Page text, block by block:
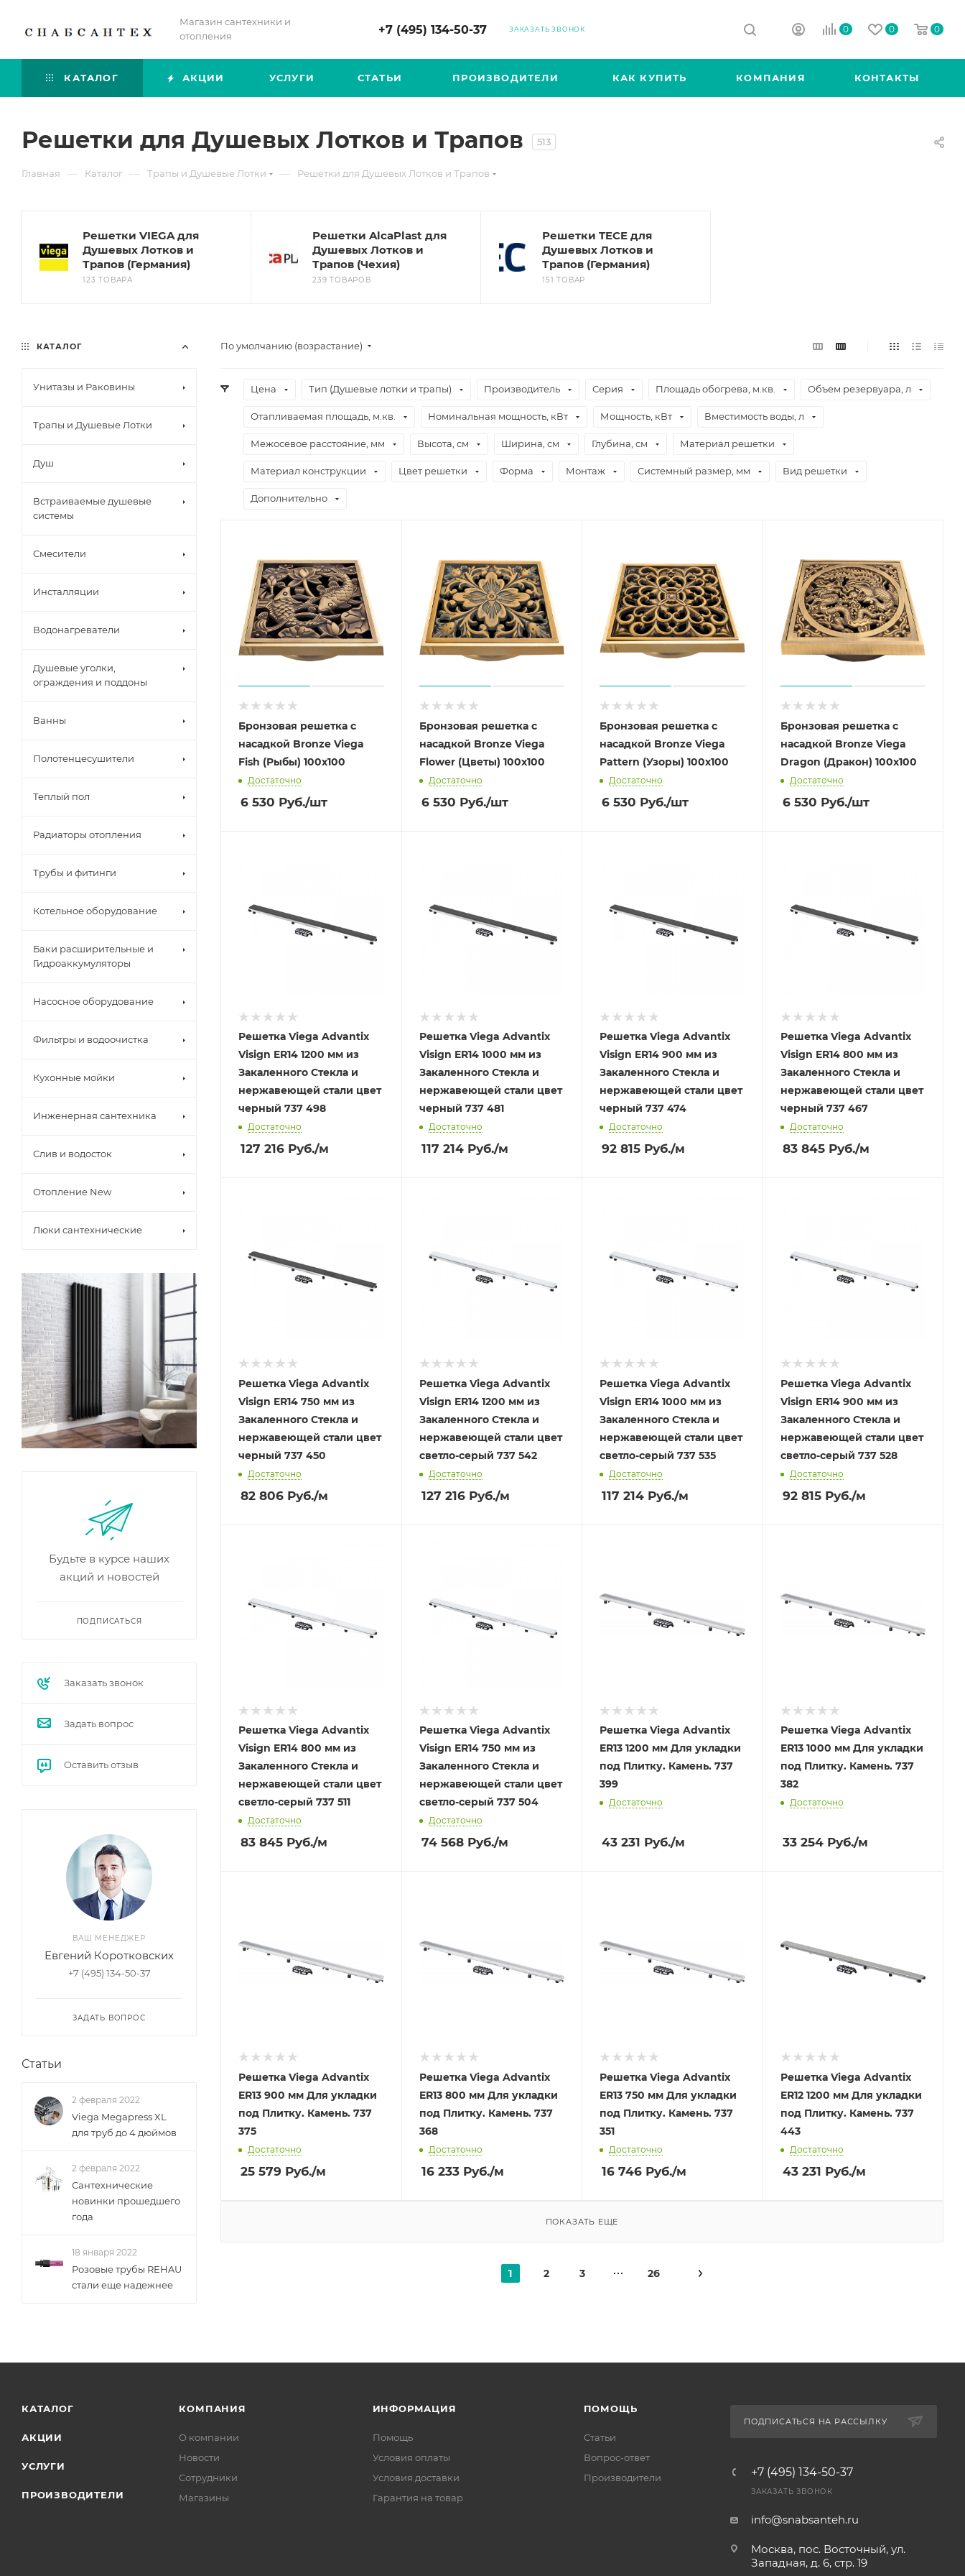
Магазин сантехники и
отопления
+7 (495) 134-50-37 ЗАКАЗАТЬ ЗВОНОК 0 0 0
КАТАЛОГ АКЦИИ УСЛУГИ СТАТЬИ ПРОИЗВОДИТЕЛИ КАК КУПИТЬ КОМПАНИЯ КОНТАКТЫ
Решетки для Душевых Лотков и Трапов 513
Главная — Каталог — Трапы и Душевые Лотки — Решетки для Душевых Лотков и Трапов
Решетки VIEGA для
Душевых Лотков и
Трапов (Германия)
123 ТОВАРА
Решетки AlcaPlast для
Душевых Лотков и
Трапов (Чехия)
239 ТОВАРОВ
Решетки TECE для
Душевых Лотков и
Трапов (Германия)
151 ТОВАР
По умолчанию (возрастание)
Цена Тип (Душевые лотки и трапы) Производитель Серия Площадь обогрева, м.кв. Объем резервуара, л
Отапливаемая площадь, м.кв. Номинальная мощность, кВт Мощность, кВт Вместимость воды, л
Межосевое расстояние, мм Высота, см Ширина, см Глубина, см Материал решетки
Материал конструкции Цвет решетки Форма Монтаж Системный размер, мм Вид решетки
Дополнительно
Бронзовая решетка с
насадкой Bronze Viega
Fish (Рыбы) 100х100
Достаточно
6 530 Руб./шт
Бронзовая решетка с
насадкой Bronze Viega
Flower (Цветы) 100х100
Достаточно
6 530 Руб./шт
Бронзовая решетка с
насадкой Bronze Viega
Pattern (Узоры) 100х100
Достаточно
6 530 Руб./шт
Бронзовая решетка с
насадкой Bronze Viega
Dragon (Дракон) 100х100
Достаточно
6 530 Руб./шт
Решетка Viega Advantix
Visign ER14 1200 мм из
Закаленного Стекла и
нержавеющей стали цвет
черный 737 498
Достаточно
127 216 Руб./м
Решетка Viega Advantix
Visign ER14 1000 мм из
Закаленного Стекла и
нержавеющей стали цвет
черный 737 481
Достаточно
117 214Руб./м
Решетка Viega Advantix
Visign ER14 900 мм из
Закаленного Стекла и
нержавеющей стали цвет
черный 737 474
Достаточно
92 815 Руб./м
Решетка Viega Advantix
Visign ER14 800 мм из
Закаленного Стекла и
нержавеющей стали цвет
черный 737 467
Достаточно
83 845Руб./м
Решетка Viega Advantix
Visign ER14 750 мм из
Закаленного Стекла и
нержавеющей стали цвет
черный 737 450
Достаточно
82 806 Руб./м
Решетка Viega Advantix
Visign ER14 1200 мм из
Закаленного Стекла и
нержавеющей стали цвет
светло-серый 737 542
Достаточно
127 216Руб./м
Решетка Viega Advantix
Visign ER14 1000 мм из
Закаленного Стекла и
нержавеющей стали цвет
светло-серый 737 535
Достаточно
117 214 Руб./м
Решетка Viega Advantix
Visign ER14 900 мм из
Закаленного Стекла и
нержавеющей стали цвет
светло-серый 737 528
Достаточно
92 815Руб./м
Решетка Viega Advantix
Visign ER14 800 мм из
Закаленного Стекла и
нержавеющей стали цвет
светло-серый 737 511
Достаточно
83 845 Руб./м
Решетка Viega Advantix
Visign ER14 750 мм из
Закаленного Стекла и
нержавеющей стали цвет
светло-серый 737 504
Достаточно
74 568Руб./м
Решетка Viega Advantix
ER13 1200 мм Для укладки
под Плитку. Камень. 737
399
Достаточно
43 231 Руб./м
Решетка Viega Advantix
ER13 1000 мм Для укладки
под Плитку. Камень. 737
382
Достаточно
33 254Руб./м
Решетка Viega Advantix
ER13 900 мм Для укладки
под Плитку. Камень. 737
375
Достаточно
25 579 Руб./м
Решетка Viega Advantix
ER13 800 мм Для укладки
под Плитку. Камень. 737
368
Достаточно
16 233Руб./м
Решетка Viega Advantix
ER13 750 мм Для укладки
под Плитку. Камень. 737
351
Достаточно
16 746 Руб./м
Решетка Viega Advantix
ER12 1200 мм Для укладки
под Плитку. Камень. 737
443
Достаточно
43 231 Руб./м
ПОКАЗАТЬ ЕЩЕ
1 2 3 26
КАТАЛОГ
Унитазы и Раковины
Трапы и Душевые Лотки
Душ
Встраиваемые душевые
системы
Смесители
Инсталляции
Водонагреватели
Душевые уголки,
ограждения и поддоны
Ванны
Полотенцесушители
Теплый пол
Радиаторы отопления
Трубы и фитинги
Котельное оборудование
Баки расширительные и
Гидроаккумуляторы
Насосное оборудование
Фильтры и водоочистка
Кухонные мойки
Инженерная сантехника
Слив и водосток
Отопление New
Люки сантехнические
Будьте в курсе наших
акций и новостей
ПОДПИСАТЬСЯ
Заказать звонок
Задать вопрос
Оставить отзыв
ВАШ МЕНЕДЖЕР
Евгений Коротковских
+7 (495) 134-50-37
ЗАДАТЬ ВОПРОС
Статьи
2 февраля 2022
Viega Megapress XL
для труб до 4 дюймов
2 февраля 2022
Сантехнические
новинки прошедшего
года
18 января 2022
Розовые трубы REHAU
стали еще надежнее
КАТАЛОГ
АКЦИИ
УСЛУГИ
ПРОИЗВОДИТЕЛИ
КОМПАНИЯ
О компании
Новости
Сотрудники
Магазины
ИНФОРМАЦИЯ
Помощь
Условия оплаты
Условия доставки
Гарантия на товар
ПОМОЩЬ
Статьи
Вопрос-ответ
Производители
ПОДПИСАТЬСЯ НА РАССЫЛКУ
+7 (495) 134-50-37
ЗАКАЗАТЬ ЗВОНОК
info@snabsanteh.ru
Москва, пос. Восточный, ул.
Западная, д. 6, стр. 19